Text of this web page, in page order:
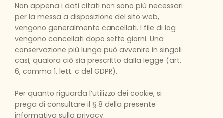
Non appena i dati citati non sono più necessari
per la messa a disposizione del sito web,
vengono generalmente cancellati. I file di log
vengono cancellati dopo sette giorni. Una
conservazione più lunga può avvenire in singoli
casi, qualora ciò sia prescritto dalla legge (art.
6, comma 1, lett. c del GDPR).
Per quanto riguarda l’utilizzo dei cookie, si
prega di consultare il § 8 della presente
informativa sulla privacy.